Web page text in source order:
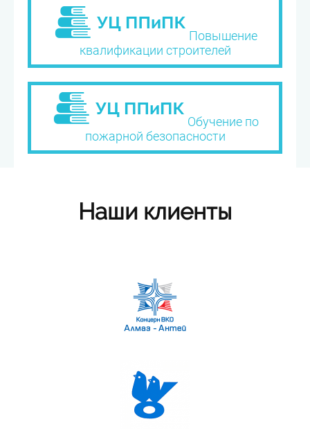
Повышение
квалификации строителей
Обучение по
пожарной безопасности
Наши клиенты